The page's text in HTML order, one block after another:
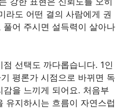
라도 어떤 결의 사람에게 권
어 주시면 설득력이 살아나
선택도 까다롭습니다. 1인
평론가 시점으로 바뀌면 독
을 느끼게 되어요. 처음부
유지하시는 흐름이 자연스럽